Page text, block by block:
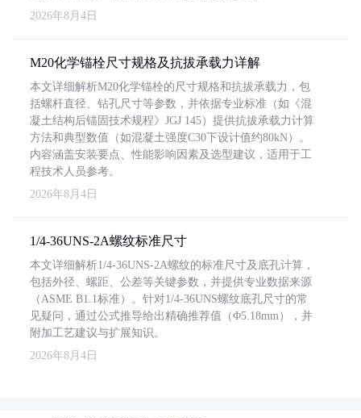
2026年8月4日
M20化学锚栓尺寸规格及抗拔承载力详解
本文详细解析M20化学锚栓的尺寸规格和抗拔承载力，包
括螺杆直径、钻孔尺寸等参数，并依据专业标准（如《混
凝土结构后锚固技术规程》JGJ 145）提供抗拔承载力计算
方法和典型数值（如混凝土强度C30下设计值约80kN）。
内容涵盖安装要点、性能影响因素及选型建议，适用于工
程技术人员参考。
2026年8月4日
1/4-36UNS-2A螺纹标准尺寸
本文详细解析1/4-36UNS-2A螺纹的标准尺寸及底孔计算，
包括外径、螺距、公差等关键参数，并提供专业数据来源
（ASME B1.1标准）。针对1/4-36UNS螺纹底孔尺寸的常
见疑问，通过公式推导给出精确推荐值（Φ5.18mm），并
附加工艺建议与扩展知识。
2026年8月4日